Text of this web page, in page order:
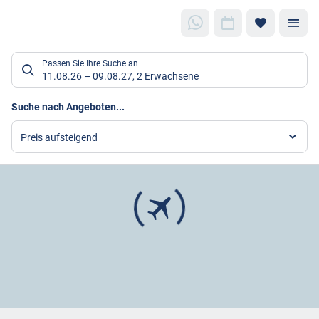
Suchlistenseite
Passen Sie Ihre Suche an
11.08.26 – 09.08.27, 2 Erwachsene
Suche nach Angeboten...
Preis aufsteigend